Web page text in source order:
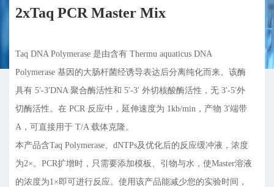
2xTaq PCR Master Mix
Taq DNA Polymerase 是由含有 Thermu aquaticus DNA
Polymerase 基因的大肠杆菌经诱导表达后分离纯化而来。该酶
具有 5′-3′DNA 聚合酶活性和 5′-3′ 外切核酸酶活性，无 3′-5′外
切酶活性。在 PCR 反应中，延伸速度为 1kb/min，产物 3′端带
A，可直接用于 T/A 载体克隆。
本产品含Taq Polymerase、dNTPs及优化后的反应缓冲液，浓度
为2×。PCR扩增时，只需要添加模板、引物与水，使Master溶液
的浓度为1×即可进行反应。使用该产品能减少您的实验时间，